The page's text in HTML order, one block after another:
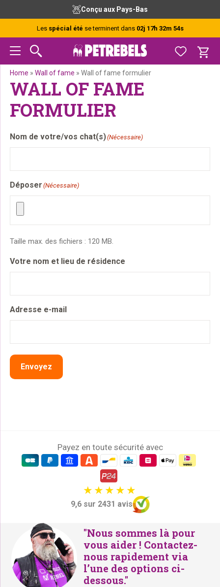
navigation
principale
principal
de
page
Conçu aux Pays-Bas
Les spécial été se terminent dans 02j 17h 32m 54s
Home » Wall of fame » Wall of fame formulier
WALL OF FAME
FORMULIER
Nom de votre/vos chat(s)(Nécessaire)
Déposer (Nécessaire)
Taille max. des fichiers : 120 MB.
Votre nom et lieu de résidence
Adresse e-mail
Envoyez
Payez en toute sécurité avec
9,6 sur 2431 avis
"Nous sommes là pour
vous aider ! Contactez-
nous rapidement via
l’une des options ci-
dessous."